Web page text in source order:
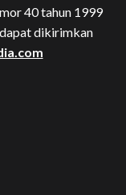
40 tahun 1999
dikirimkan